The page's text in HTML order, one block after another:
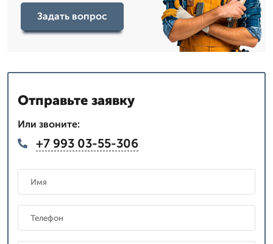
Задать вопрос
Отправьте заявку
Или звоните:
+7 993 03-55-306